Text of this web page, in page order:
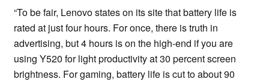
“To be fair, Lenovo states on its site that battery life is
rated at just four hours. For once, there is truth in
advertising, but 4 hours is on the high-end if you are
using Y520 for light productivity at 30 percent screen
brightness. For gaming, battery life is cut to about 90